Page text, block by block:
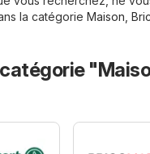
la catégorie Maison,